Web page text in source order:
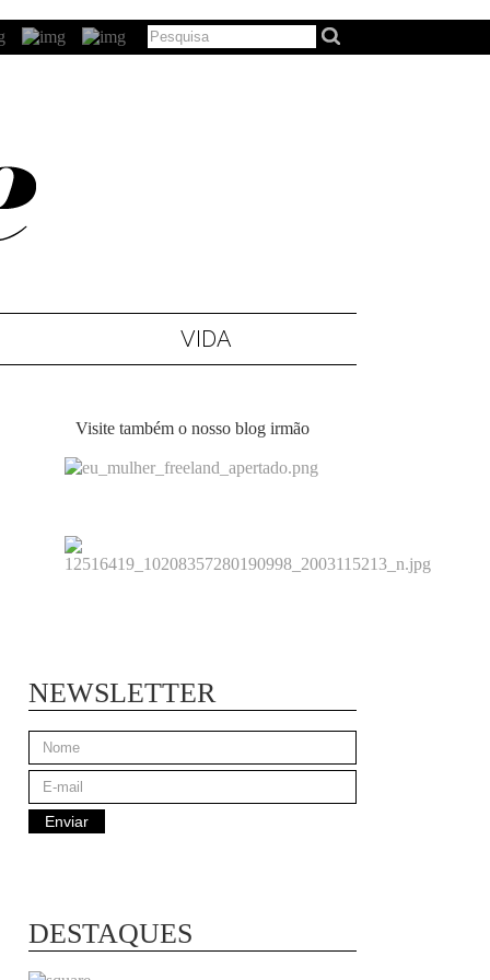
VIDA
Visite também o nosso blog irmão
NEWSLETTER
DESTAQUES